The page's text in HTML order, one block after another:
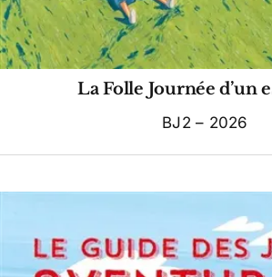
La Folle Journée d’un
BJ2 – 2026